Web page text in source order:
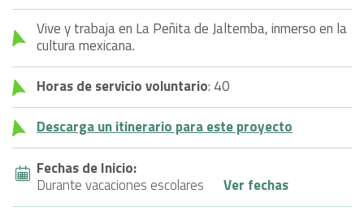
Vive y trabaja en La Peñita de Jaltemba, inmerso en la
cultura mexicana.
Horas de servicio voluntario: 40
Descarga un itinerario para este proyecto
Fechas de Inicio:
Durante vacaciones escolares
Ver fechas